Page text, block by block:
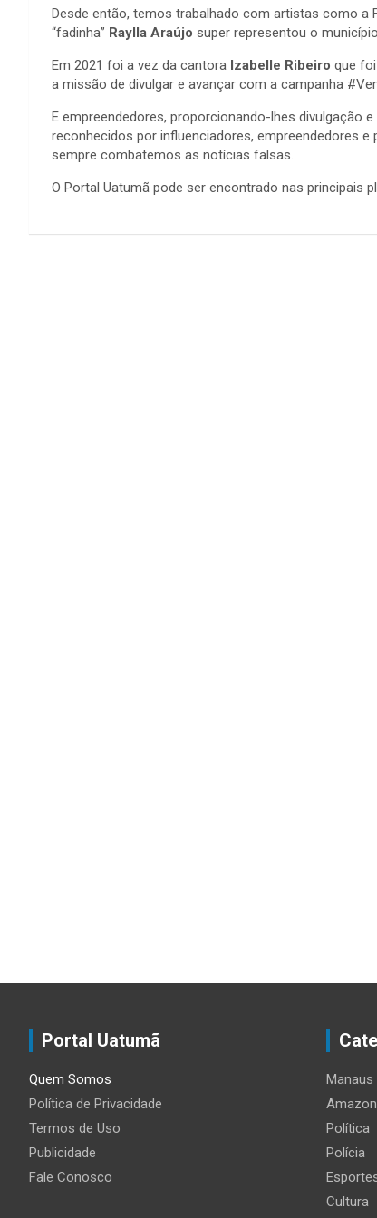
Desde então, temos trabalhado com artistas como a
“fadinha” Raylla Araújo super representou o
Em 2021 foi a vez da cantora Izabelle Ribeiro que
a missão de divulgar e avançar com a campanha
E empreendedores, proporcionando-lhes
reconhecidos por influenciadores, empreendedores
sempre combatemos as notícias falsas.
O Portal Uatumã pode ser encontrado nas principais
Portal Uatumã
Quem Somos
Política de Privacidade
Termos de Uso
Publicidade
Fale Conosco
Manaus
Política
Polícia
Cultura